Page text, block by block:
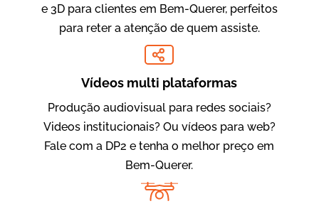
Amigo Edu
e 3D para clientes em Bem-Querer, perfeitos
para reter a atenção de quem assiste.
Vídeos multi plataformas
Produção audiovisual para redes sociais?
Videos institucionais? Ou vídeos para web?
Fale com a DP2 e tenha o melhor preço em
Bem-Querer.